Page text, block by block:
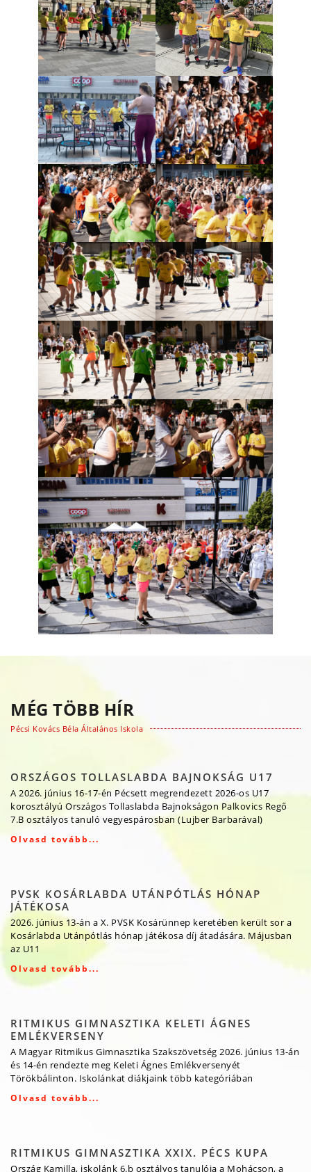
MÉG TÖBB HÍR
Pécsi Kovács Béla Általános Iskola
ORSZÁGOS TOLLASLABDA BAJNOKSÁG U17
A 2026. június 16-17-én Pécsett megrendezett 2026-os U17
korosztályú Országos Tollaslabda Bajnokságon Palkovics Regő
7.B osztályos tanuló vegyespárosban (Lujber Barbarával)
Olvasd tovább...
PVSK KOSÁRLABDA UTÁNPÓTLÁS HÓNAP
JÁTÉKOSA
2026. június 13-án a X. PVSK Kosárünnep keretében került sor a
Kosárlabda Utánpótlás hónap játékosa díj átadására. Májusban
az U11
Olvasd tovább...
RITMIKUS GIMNASZTIKA KELETI ÁGNES
EMLÉKVERSENY
A Magyar Ritmikus Gimnasztika Szakszövetség 2026. június 13-án
és 14-én rendezte meg Keleti Ágnes Emlékversenyét
Törökbálinton. Iskolánkat diákjaink több kategóriában
Olvasd tovább...
RITMIKUS GIMNASZTIKA XXIX. PÉCS KUPA
Ország Kamilla, iskolánk 6.b osztályos tanulója a Mohácson, a